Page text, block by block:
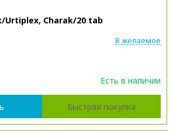
Urtiplex, Charak/20 tab
В желаемое
Есть в наличии
Быстрая покупка